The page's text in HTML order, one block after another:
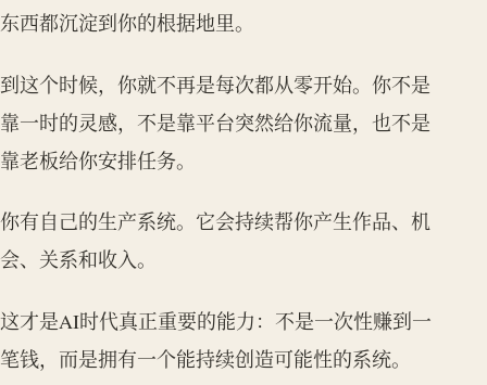
东西都沉淀到你的根据地里。
到这个时候，你就不再是每次都从零开始。你不是
靠一时的灵感，不是靠平台突然给你流量，也不是
靠老板给你安排任务。
你有自己的生产系统。它会持续帮你产生作品、机
会、关系和收入。
这才是AI时代真正重要的能力：不是一次性赚到一
笔钱，而是拥有一个能持续创造可能性的系统。